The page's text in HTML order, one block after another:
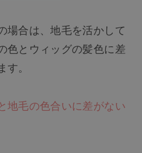
場合は、地毛を活かして
色とウィッグの髪色に差
。
地毛の色合いに差がない